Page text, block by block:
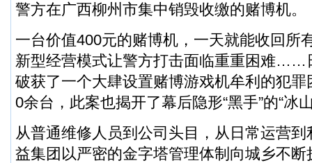
警方在广西柳州市集中销毁收缴的赌博机。
一台价值400元的赌博机，一天就能收回所
新型经营模式让警方打击面临重重困难……
破获了一个大肆设置赌博游戏机牟利的犯
0余台，此案也揭开了幕后隐形“黑手”的“冰
从普通维修人员到公司头目，从日常运营
益集团以严密的金字塔管理体制向城乡不